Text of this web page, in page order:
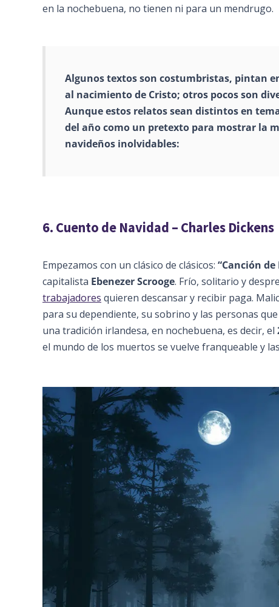
en la nochebuena, no tienen ni para un mendrugo.
Algunos textos son costumbristas, pintan
al nacimiento de Cristo; otros pocos son
Aunque estos relatos sean distintos en
del año como un pretexto para mostrar la
navideños inolvidables:
6. Cuento de Navidad – Charles Dickens
Empezamos con un clásico de clásicos: “Canción
capitalista Ebenezer Scrooge. Frío, solitario y
trabajadores quieren descansar y recibir paga.
para su dependiente, su sobrino y las personas
una tradición irlandesa, en nochebuena, es decir, el
el mundo de los muertos se vuelve franqueable y